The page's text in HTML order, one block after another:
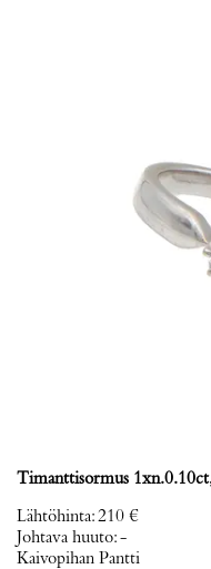
Timanttisormus
Lähtöhinta:210 €
Johtava huuto:-
Kaivopihan Pantti